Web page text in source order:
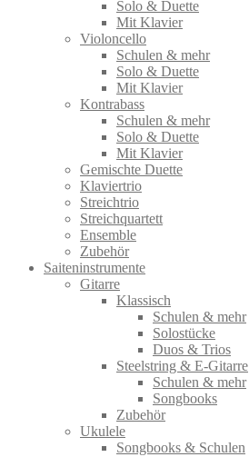
Solo & Duette
Mit Klavier
Violoncello
Schulen & mehr
Solo & Duette
Mit Klavier
Kontrabass
Schulen & mehr
Solo & Duette
Mit Klavier
Gemischte Duette
Klaviertrio
Streichtrio
Streichquartett
Ensemble
Zubehör
Saiteninstrumente
Gitarre
Klassisch
Schulen & mehr
Solostücke
Duos & Trios
Steelstring & E-Gitarre
Schulen & mehr
Songbooks
Zubehör
Ukulele
Songbooks & Schulen